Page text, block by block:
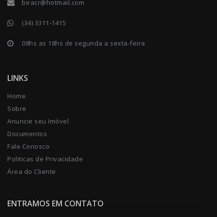
biracr@hotmail.com
(34) 3311-1415
08hs as 18hs de segunda a sexta-feira
LINKS
Home
Sobre
Anuncie seu Imóvel
Documentos
Fale Conosco
Politicas de Privacidade
Área do Cliente
ENTRAMOS EM CONTATO